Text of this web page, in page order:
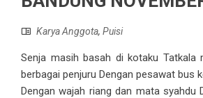
Karya Anggota, Puisi
Senja masih basah di kotaku Tatkala
berbagai penjuru Dengan pesawat bus
Dengan wajah riang dan mata syahdu